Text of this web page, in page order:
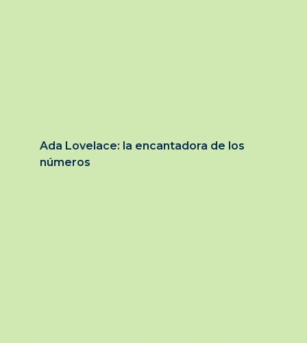
Ada Lovelace: la encantadora de los
números